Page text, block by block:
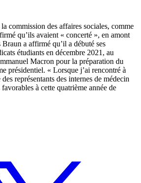
commission des affaires sociales, comme
qu’ils avaient « concerté », en amont
a affirmé qu’il a débuté ses
étudiants en décembre 2021, au
Macron pour la préparation du
présidentiel. « Lorsque j’ai rencontré à
représentants des internes de médecin
à cette quatrième année de